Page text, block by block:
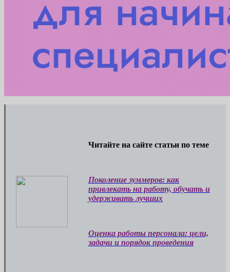
Читайте на сайте статьи по теме
Поколение зуммеров: как
привлекать на работу, обучать и
удерживать лучших
Оценка работы персонала: цели,
задачи и порядок проведения